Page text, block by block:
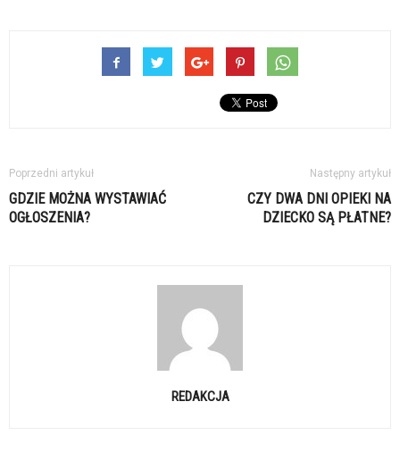
Poprzedni artykuł
GDZIE MOŻNA WYSTAWIAĆ
OGŁOSZENIA?
Następny artykuł
CZY DWA DNI OPIEKI NA
DZIECKO SĄ PŁATNE?
REDAKCJA